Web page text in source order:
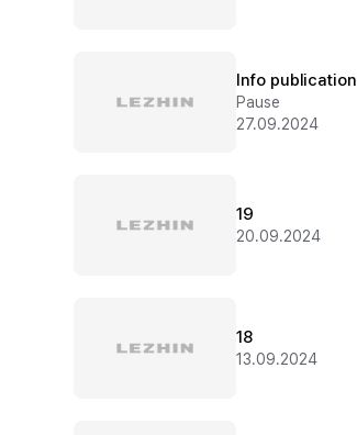
Info publication
Pause
27.09.2024
19
20.09.2024
18
13.09.2024